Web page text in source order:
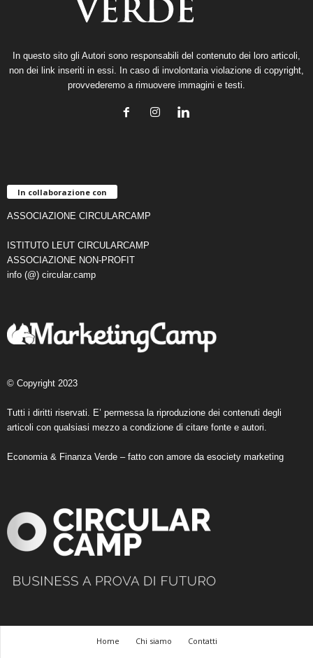
In questo sito gli Autori sono responsabili del contenuto dei loro articoli,
non dei link inseriti in essi. In caso di involontaria violazione di copyright,
provvederemo a rimuovere immagini e testi.
In collaborazione con
ASSOCIAZIONE CIRCULARCAMP
ISTITUTO LEUT CIRCULARCAMP
ASSOCIAZIONE NON-PROFIT
info (@) circular.camp
© Copyright 2023
Tutti i diritti riservati. E’ permessa la riproduzione dei contenuti degli
articoli con qualsiasi mezzo a condizione di citare fonte e autori.
Economia & Finanza Verde – fatto con amore da esociety marketing
Home Chi siamo
Contatti